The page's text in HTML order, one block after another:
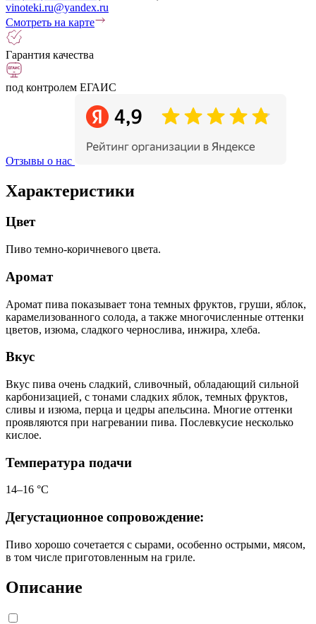
vinoteki.ru@yandex.ru
Смотреть на карте
Гарантия качества
под контролем ЕГАИС
Отзывы о нас
Характеристики
Цвет
Пиво темно-коричневого цвета.
Аромат
Аромат пива показывает тона темных фруктов, груши, яблок,
карамелизованного солода, а также многочисленные оттенки
цветов, изюма, сладкого чернослива, инжира, хлеба.
Вкус
Вкус пива очень сладкий, сливочный, обладающий сильной
карбонизацией, с тонами сладких яблок, темных фруктов,
сливы и изюма, перца и цедры апельсина. Многие оттенки
проявляются при нагревании пива. Послевкусие несколько
кислое.
Температура подачи
14–16 °С
Дегустационное сопровождение:
Пиво хорошо сочетается с сырами, особенно острыми, мясом,
в том числе приготовленным на гриле.
Описание